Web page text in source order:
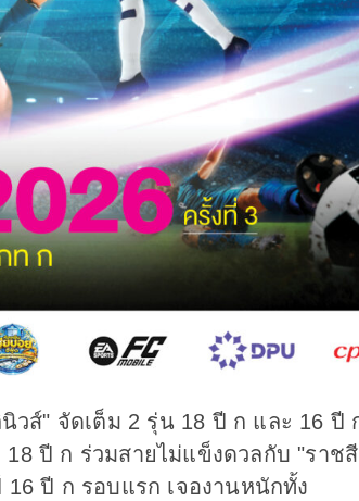
วส์" จัดเต็ม 2 รุ่น 18 ปี ก และ 16 ปี
ปี ก ร่วมสายไม่แข็งดวลกับ "ราช
ปี ก รอบแรก เจองานหนักทั้ง